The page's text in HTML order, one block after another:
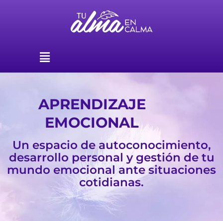
Menú
APRENDIZAJE
EMOCIONAL
Un espacio de autoconocimiento,
desarrollo personal y gestión de tu
mundo emocional ante situaciones
cotidianas.